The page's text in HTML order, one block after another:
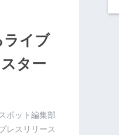
ライブ
ター
ポット編集部
レスリリース